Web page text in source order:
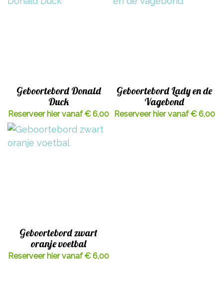
Geboortebord Donald
Duck
Reserveer hier vanaf € 6,00
Geboortebord Lady en de
Vagebond
Reserveer hier vanaf € 6,00
Geboortebord zwart
oranje voetbal
Reserveer hier vanaf € 6,00